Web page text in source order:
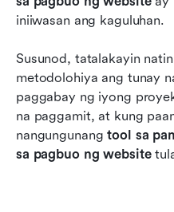
iniiwasan ang kaguluhan.
Susunod, tatalakayin
metodolohiya ang tunay
paggabay ng iyong
na paggamit, at kung
nangungunang tool sa
sa pagbuo ng website